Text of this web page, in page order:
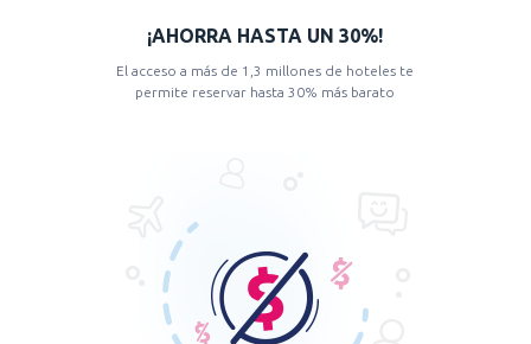
¡AHORRA HASTA UN 30%!
El acceso a más de 1,3 millones de hoteles te
permite reservar hasta 30% más barato